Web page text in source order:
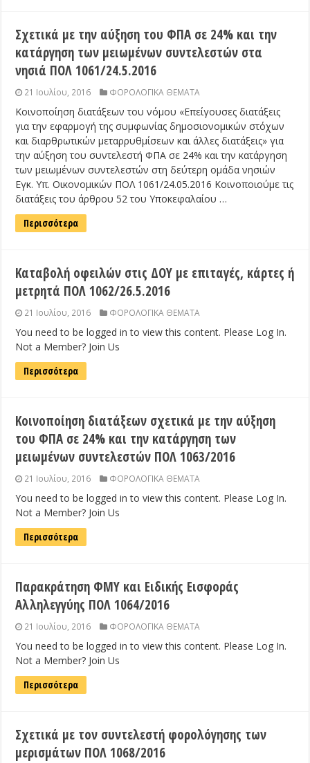
Σχετικά με την αύξηση του ΦΠΑ σε 24% και την
κατάργηση των μειωμένων συντελεστών στα
νησιά ΠΟΛ 1061/24.5.2016
21 Ιουλίου, 2016 ΦΟΡΟΛΟΓΙΚΑ ΘΕΜΑΤΑ
Κοινοποίηση διατάξεων του νόμου «Επείγουσες διατάξεις
για την εφαρμογή της συμφωνίας δημοσιονομικών στόχων
και διαρθρωτικών μεταρρυθμίσεων και άλλες διατάξεις» για
την αύξηση του συντελεστή ΦΠΑ σε 24% και την κατάργηση
των μειωμένων συντελεστών στη δεύτερη ομάδα νησιών
Εγκ. Υπ. Οικονομικών ΠΟΛ 1061/24.05.2016 Κοινοποιούμε τις
διατάξεις του άρθρου 52 του Υποκεφαλαίου …
Περισσότερα
Καταβολή οφειλών στις ΔΟΥ με επιταγές, κάρτες ή
μετρητά ΠΟΛ 1062/26.5.2016
21 Ιουλίου, 2016 ΦΟΡΟΛΟΓΙΚΑ ΘΕΜΑΤΑ
You need to be logged in to view this content. Please Log In.
Not a Member? Join Us
Περισσότερα
Κοινοποίηση διατάξεων σχετικά με την αύξηση
του ΦΠΑ σε 24% και την κατάργηση των
μειωμένων συντελεστών ΠΟΛ 1063/2016
21 Ιουλίου, 2016 ΦΟΡΟΛΟΓΙΚΑ ΘΕΜΑΤΑ
You need to be logged in to view this content. Please Log In.
Not a Member? Join Us
Περισσότερα
Παρακράτηση ΦΜΥ και Ειδικής Εισφοράς
Αλληλεγγύης ΠΟΛ 1064/2016
21 Ιουλίου, 2016 ΦΟΡΟΛΟΓΙΚΑ ΘΕΜΑΤΑ
You need to be logged in to view this content. Please Log In.
Not a Member? Join Us
Περισσότερα
Σχετικά με τον συντελεστή φορολόγησης των
μερισμάτων ΠΟΛ 1068/2016